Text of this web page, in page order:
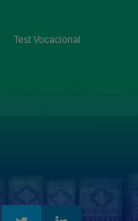
Test Vocacional